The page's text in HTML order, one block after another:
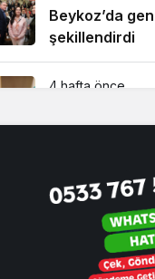
Beykoz’da
şekillendirdi
4 hafta önce
3 hafta önce
Beykoz 15
yılında da tek